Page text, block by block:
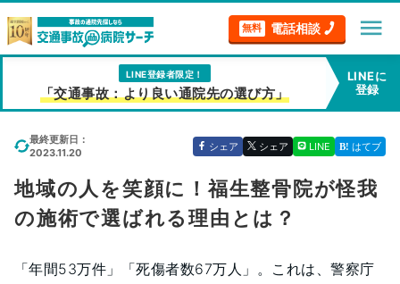
無料 電話相談 menu
LINE登録者限定！
「交通事故：より良い通院先の選び方」
LINEに
登録
最終更新日：
2023.11.20
シェア シェア LINE はてブ
地域の人を笑顔に！福生整骨院が怪我
の施術で選ばれる理由とは？
「年間53万件」「死傷者数67万人」。これは、警察庁